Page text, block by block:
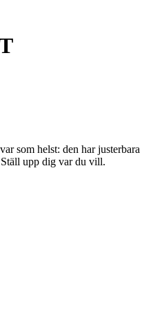
som helst: den har
upp dig var du vill.